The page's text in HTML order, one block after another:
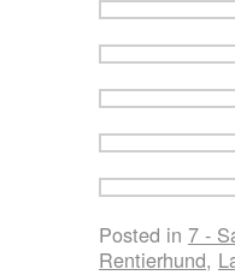
Posted in 7 -
Rentierhund,